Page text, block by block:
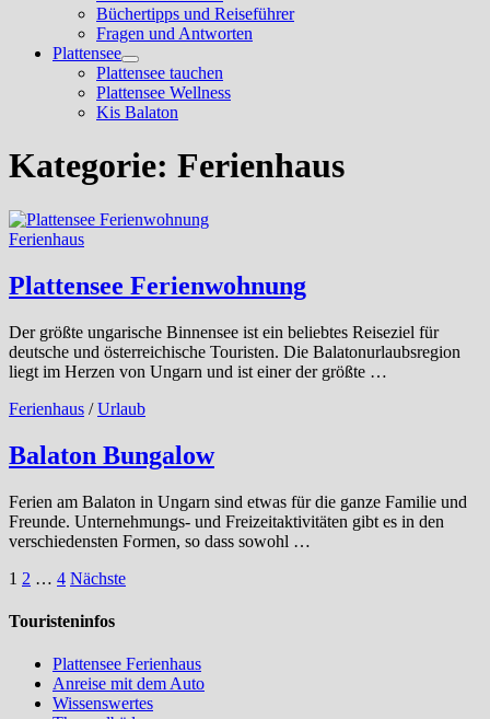
Büchertipps und Reiseführer
Fragen und Antworten
Plattensee
Show
sub
menu
Plattensee tauchen
Plattensee Wellness
Kis Balaton
Kategorie: Ferienhaus
Ferienhaus
Plattensee Ferienwohnung
Der größte ungarische Binnensee ist ein beliebtes Reiseziel für
deutsche und österreichische Touristen. Die Balatonurlaubsregion
liegt im Herzen von Ungarn und ist einer der größte …
Ferienhaus /Urlaub
Balaton Bungalow
Ferien am Balaton in Ungarn sind etwas für die ganze Familie und
Freunde. Unternehmungs- und Freizeitaktivitäten gibt es in den
verschiedensten Formen, so dass sowohl …
Seitennummerierung
der
1 2 … 4 Nächste
Touristeninfos
Plattensee Ferienhaus
Anreise mit dem Auto
Wissenswertes